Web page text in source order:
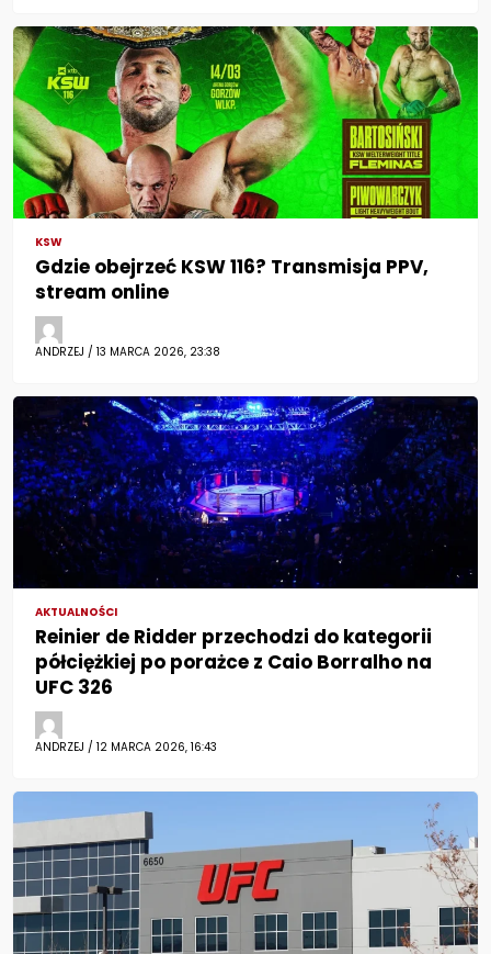
KSW
Gdzie obejrzeć KSW 116? Transmisja PPV,
stream online
ANDRZEJ / 13 MARCA 2026, 23:38
AKTUALNOŚCI
Reinier de Ridder przechodzi do kategorii
półciężkiej po porażce z Caio Borralho na
UFC 326
ANDRZEJ / 12 MARCA 2026, 16:43